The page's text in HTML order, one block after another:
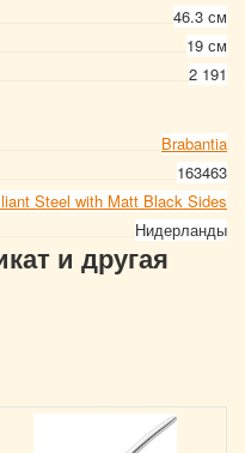
46.3 см
19 см
2 191
Brabantia
163463
Steel with Matt Black Sides
Нидерланды
и другая